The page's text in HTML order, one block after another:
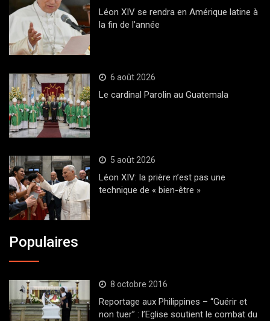
Léon XIV se rendra en Amérique latine à
la fin de l’année
6 août 2026
Le cardinal Parolin au Guatemala
5 août 2026
Léon XIV: la prière n’est pas une
technique de « bien-être »
Populaires
8 octobre 2016
Reportage aux Philippines – “Guérir et
non tuer” : l’Eglise soutient le combat du